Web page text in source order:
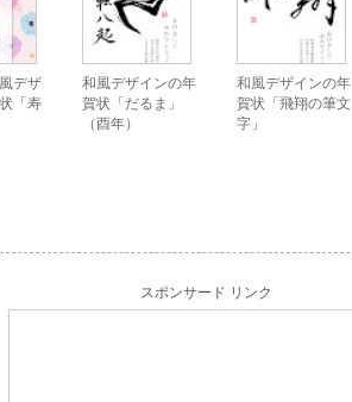
デザ
「寿
和風デザインの年
賀状「だるま」
（酉年）
和風デザインの年
賀状「飛翔の筆文
字」
スポンサード リンク